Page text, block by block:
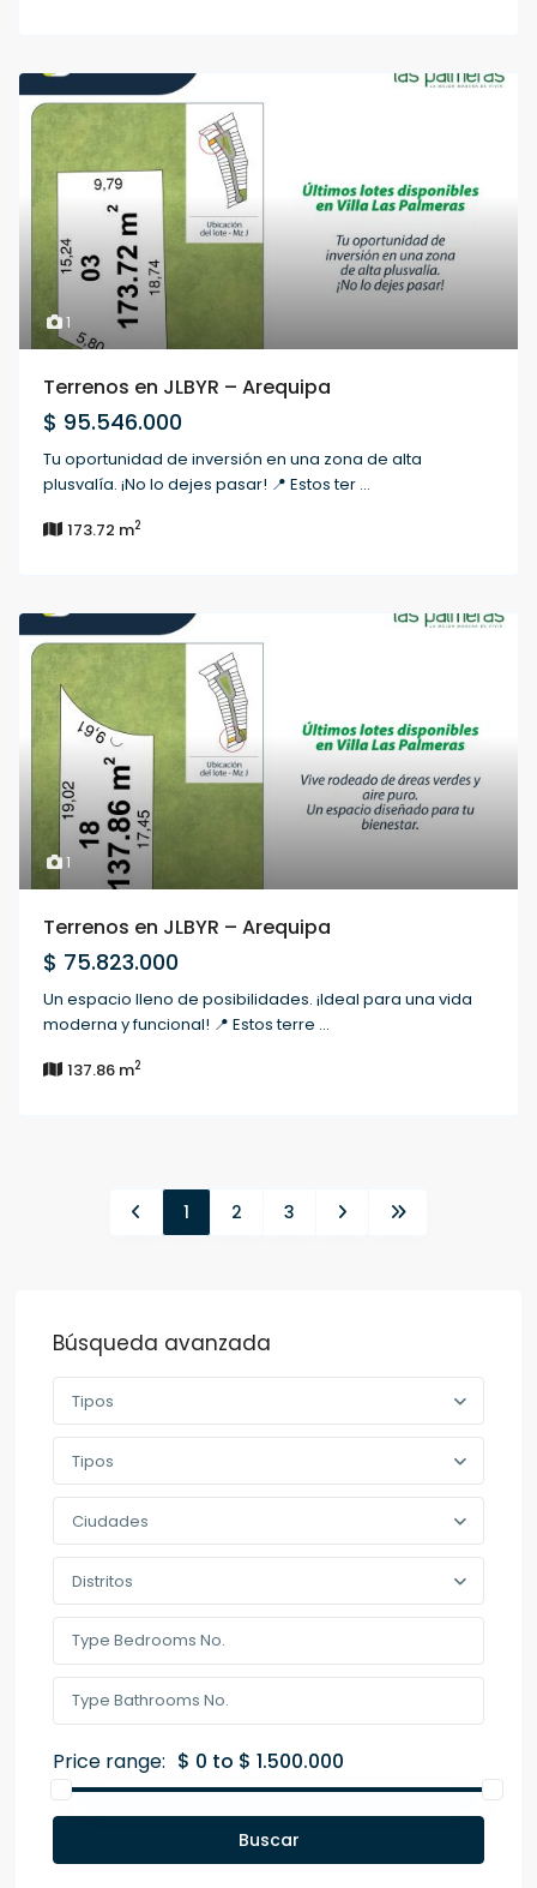
1
Terrenos en JLBYR – Arequipa
$ 95.546.000
Tu oportunidad de inversión en una zona de alta
plusvalía. ¡No lo dejes pasar! 📍 Estos ter ...
173.72 m2
1
Terrenos en JLBYR – Arequipa
$ 75.823.000
Un espacio lleno de posibilidades. ¡Ideal para una vida
moderna y funcional! 📍 Estos terre ...
137.86 m2
1 2 3
Búsqueda avanzada
Tipos
Tipos
Ciudades
Distritos
Price range: $ 0 to $ 1.500.000
Buscar